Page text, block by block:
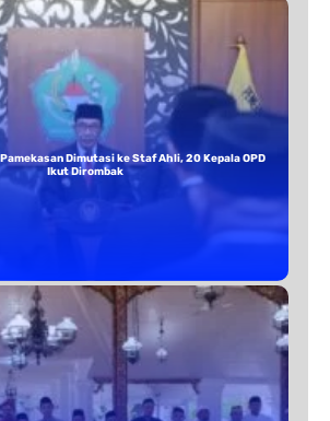
Dimutasi ke Staf Ahli, 20 Kepala OPD
Ikut Dirombak